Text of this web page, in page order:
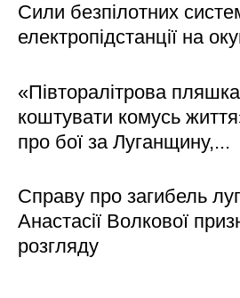
Сили безпілотних
електропідстанції на
«Півторалітрова
коштувати комусь
про бої за Луганщину,...
Справу про загибель
Анастасії Волкової
розгляду